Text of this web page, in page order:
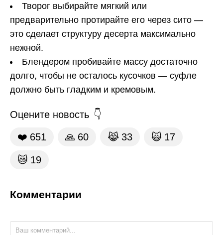
Творог выбирайте мягкий или
предварительно протирайте его через сито —
это сделает структуру десерта максимально
нежной.
Блендером пробивайте массу достаточно
долго, чтобы не осталось кусочков — суфле
должно быть гладким и кремовым.
Оцените новость
❤️ 651 🙏 60 😹 33 🙀 17
😿 19
Комментарии